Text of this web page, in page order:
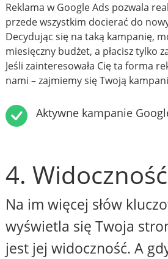
Reklama w Google Ads pozwala
przede wszystkim docierać do
Decydując się na taką kampanię,
miesięczny budżet, a płacisz tylko
Jeśli zainteresowała Cię ta forma
nami – zajmiemy się Twoją
Aktywne kampanie
4. Widoczność
Na im więcej słów
wyświetla się Twoja
jest jej widoczność. A